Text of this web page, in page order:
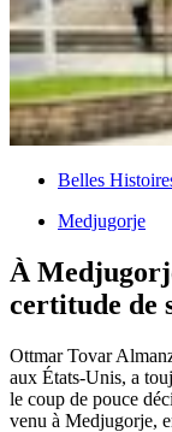
Belles
Medjugorje
À
certitude de
Ottmar Tovar
aux États-Unis, a
le coup de pouce
venu à Medjugorje,